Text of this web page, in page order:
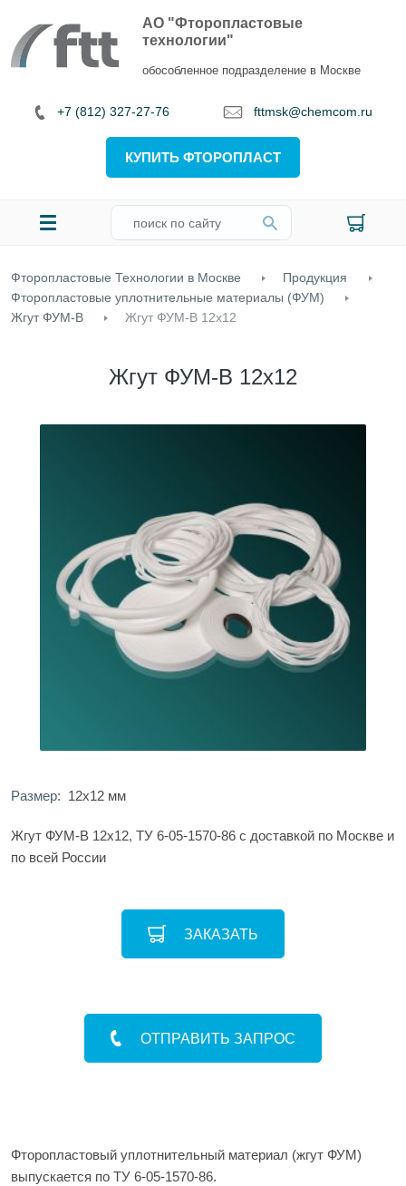
АО "Фторопластовые
технологии"
обособленное подразделение в Москве
+7 (812) 327-27-76 fttmsk@chemcom.ru
КУПИТЬ ФТОРОПЛАСТ
Фторопластовые Технологии в Москве
Продукция
Фторопластовые уплотнительные материалы (ФУМ)
Жгут ФУМ-В
Жгут ФУМ-В 12х12
Жгут ФУМ-В 12х12
Размер: 12х12 мм
Жгут ФУМ-В 12х12, ТУ 6-05-1570-86 с доставкой по Москве и
по всей России
ЗАКАЗАТЬ
ОТПРАВИТЬ ЗАПРОС
Фторопластовый уплотнительный материал (жгут ФУМ)
выпускается по ТУ 6-05-1570-86.